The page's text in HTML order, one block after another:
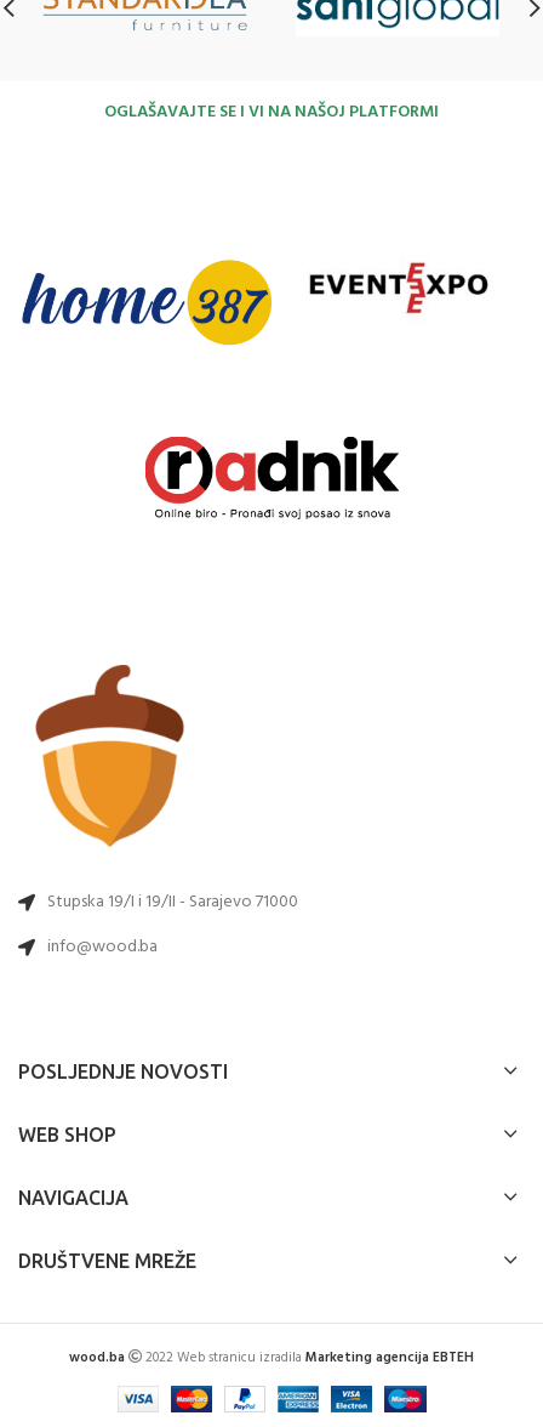
OGLAŠAVAJTE SE I VI NA NAŠOJ PLATFORMI
Stupska 19/I i 19/II - Sarajevo 71000
info@wood.ba
POSLJEDNJE NOVOSTI
WEB SHOP
NAVIGACIJA
DRUŠTVENE MREŽE
wood.ba 2022 Web stranicu izradila Marketing agencija EBTEH